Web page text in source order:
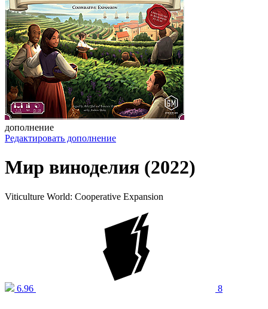
дополнение
Редактировать дополнение
Мир виноделия (2022)
Viticulture World: Cooperative Expansion
6.96 8